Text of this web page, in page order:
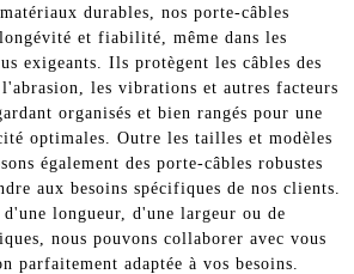
durables, nos porte-câbles
et fiabilité, même dans les
exigeants. Ils protègent les câbles des
l'abrasion, les vibrations et autres facteurs
organisés et bien rangés pour une
optimales. Outre les tailles et modèles
également des porte-câbles robustes
aux besoins spécifiques de nos clients.
d'une longueur, d'une largeur ou de
nous pouvons collaborer avec vous
parfaitement adaptée à vos besoins.